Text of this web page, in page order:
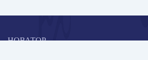
НОВАТОР